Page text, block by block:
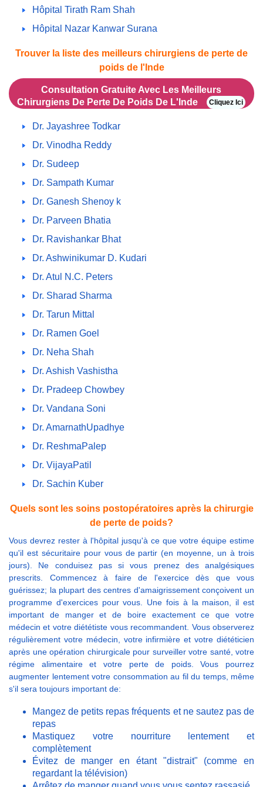
Hôpital Tirath Ram Shah
Hôpital Nazar Kanwar Surana
Trouver la liste des meilleurs chirurgiens de perte de
poids de l'Inde
Consultation Gratuite Avec Les Meilleurs
Chirurgiens De Perte De Poids De L'Inde
Cliquez Ici
Dr. Jayashree Todkar
Dr. Vinodha Reddy
Dr. Sudeep
Dr. Sampath Kumar
Dr. Ganesh Shenoy k
Dr. Parveen Bhatia
Dr. Ravishankar Bhat
Dr. Ashwinikumar D. Kudari
Dr. Atul N.C. Peters
Dr. Sharad Sharma
Dr. Tarun Mittal
Dr. Ramen Goel
Dr. Neha Shah
Dr. Ashish Vashistha
Dr. Pradeep Chowbey
Dr. Vandana Soni
Dr. AmarnathUpadhye
Dr. ReshmaPalep
Dr. VijayaPatil
Dr. Sachin Kuber
Quels sont les soins postopératoires après la chirurgie
de perte de poids?
Vous devrez rester à l'hôpital jusqu'à ce que votre équipe estime
qu'il est sécuritaire pour vous de partir (en moyenne, un à trois
jours). Ne conduisez pas si vous prenez des analgésiques
prescrits. Commencez à faire de l'exercice dès que vous
guérissez; la plupart des centres d'amaigrissement conçoivent un
programme d'exercices pour vous. Une fois à la maison, il est
important de manger et de boire exactement ce que votre
médecin et votre diététiste vous recommandent. Vous observerez
régulièrement votre médecin, votre infirmière et votre diététicien
après une opération chirurgicale pour surveiller votre santé, votre
régime alimentaire et votre perte de poids. Vous pourrez
augmenter lentement votre consommation au fil du temps, même
s'il sera toujours important de:
Mangez de petits repas fréquents et ne sautez pas de
repas
Mastiquez votre nourriture lentement et
complètement
Évitez de manger en étant "distrait" (comme en
regardant la télévision)